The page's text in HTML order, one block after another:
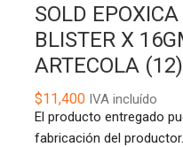
SOLD
BLISTER X
ARTECOLA (12)
$11,400IVA incluído
El producto entregado
fabricación del productor.